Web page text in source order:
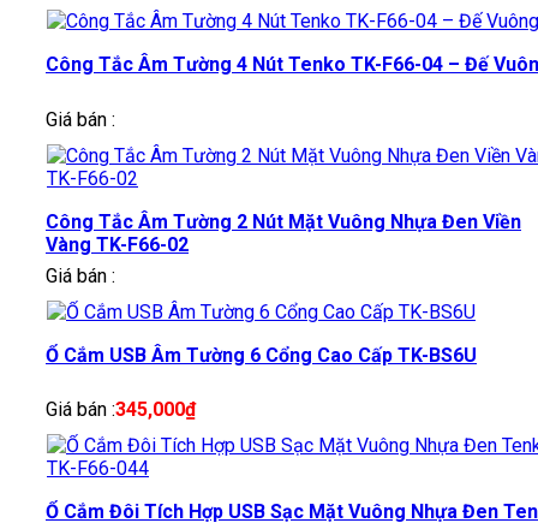
Công Tắc Âm Tường 4 Nút Tenko TK-F66-04 – Đế
Giá bán :
Công Tắc Âm Tường 2 Nút Mặt Vuông Nhựa Đen Viền
Vàng TK-F66-02
Giá bán :
Ổ Cắm USB Âm Tường 6 Cổng Cao Cấp TK-BS6U
Giá bán :345,000₫
Ổ Cắm Đôi Tích Hợp USB Sạc Mặt Vuông Nhựa Đen